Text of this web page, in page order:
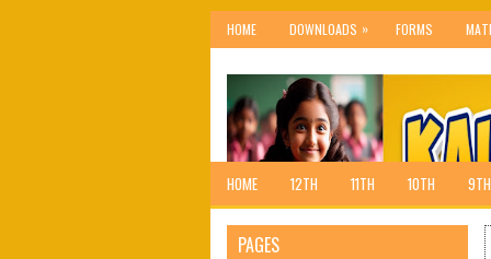
HOME DOWNLOADS » FORMS
HOME 12TH 11TH 10TH 9TH
PAGES